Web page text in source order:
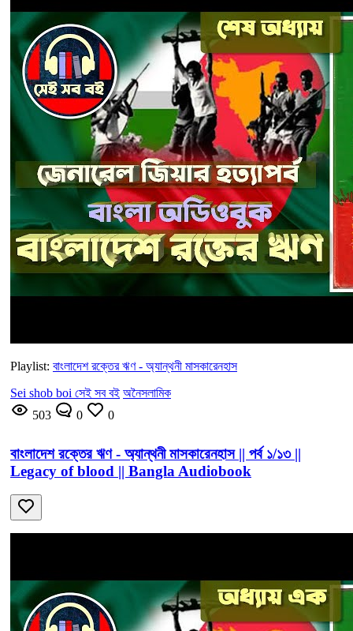
Playlist: বাংলাদেশ রক্তের ঋণ - অ্যান্থনী মাসকারেনহাস
Sei shob boi সেই সব বই অনৈসলামিক
503
0 0
বাংলাদেশ রক্তের ঋণ - অ্যান্থনী মাসকারেনহাস || পর্ব ১/১৩ ||
Legacy of blood || Bangla Audiobook